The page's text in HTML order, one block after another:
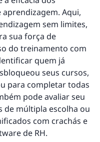
Aqui,
sem limites,
sua força de
do treinamento com
quem já
seus cursos,
para completar todas
pode avaliar seu
de múltipla escolha ou
com crachás e
de RH.